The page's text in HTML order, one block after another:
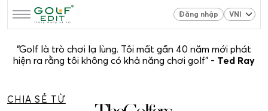
Đăng nhập
“Golf là trò chơi lạ lùng. Tôi mất gần 40 năm mới phát
hiện ra rằng tôi không có khả năng chơi golf” - Ted Ray
CHIA SẺ TỪ